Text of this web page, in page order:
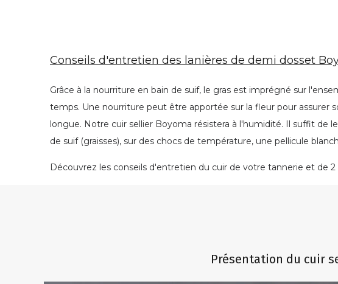
Conseils d'entretien des lanières de demi dosset
Grâce à la nourriture en bain de suif, le gras est imprégné sur
temps. Une nourriture peut être apportée sur la fleur pour assurer
longue. Notre cuir sellier Boyoma résistera à l'humidité. Il suffit de
de suif (graisses), sur des chocs de température, une pellicule
Découvrez les conseils d'entretien du cuir de votre tannerie et de
Présentation du cuir